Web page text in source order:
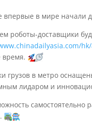
в мире начали
роботы-доставщики
время.
грузов в метро
лидаром и